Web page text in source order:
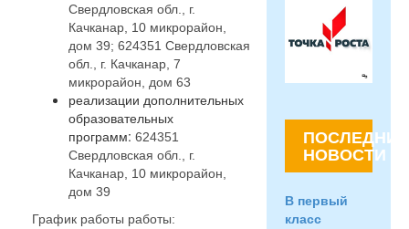
Свердловская обл., г.
Качканар, 10 микрорайон,
дом 39; 624351 Свердловская
обл., г. Качканар, 7
микрорайон, дом 63
реализации дополнительных
образовательных
программ: 624351
Свердловская обл., г.
Качканар, 10 микрорайон,
дом 39
График работы работы:
ПОСЛЕДНИЕ
НОВОСТИ
В первый
класс